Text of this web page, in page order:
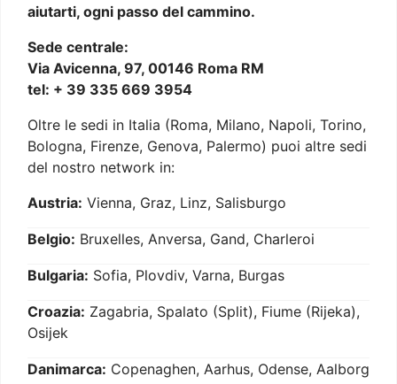
aiutarti, ogni passo del cammino.
Sede centrale:
Via Avicenna, 97, 00146 Roma RM
tel: + 39 335 669 3954
Oltre le sedi in Italia (Roma, Milano, Napoli, Torino,
Bologna, Firenze, Genova, Palermo) puoi altre sedi
del nostro network in:
Austria: Vienna, Graz, Linz, Salisburgo
Belgio: Bruxelles, Anversa, Gand, Charleroi
Bulgaria: Sofia, Plovdiv, Varna, Burgas
Croazia: Zagabria, Spalato (Split), Fiume (Rijeka),
Osijek
Danimarca: Copenaghen, Aarhus, Odense, Aalborg